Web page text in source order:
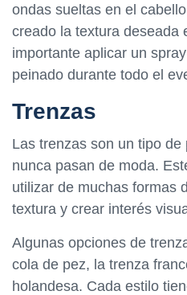
ondas sueltas en el
creado la textura deseada
importante aplicar un
peinado durante todo el
Trenzas
Las trenzas son un tipo
nunca pasan de moda.
utilizar de muchas formas
textura y crear interés
Algunas opciones de
cola de pez, la trenza
holandesa. Cada estilo